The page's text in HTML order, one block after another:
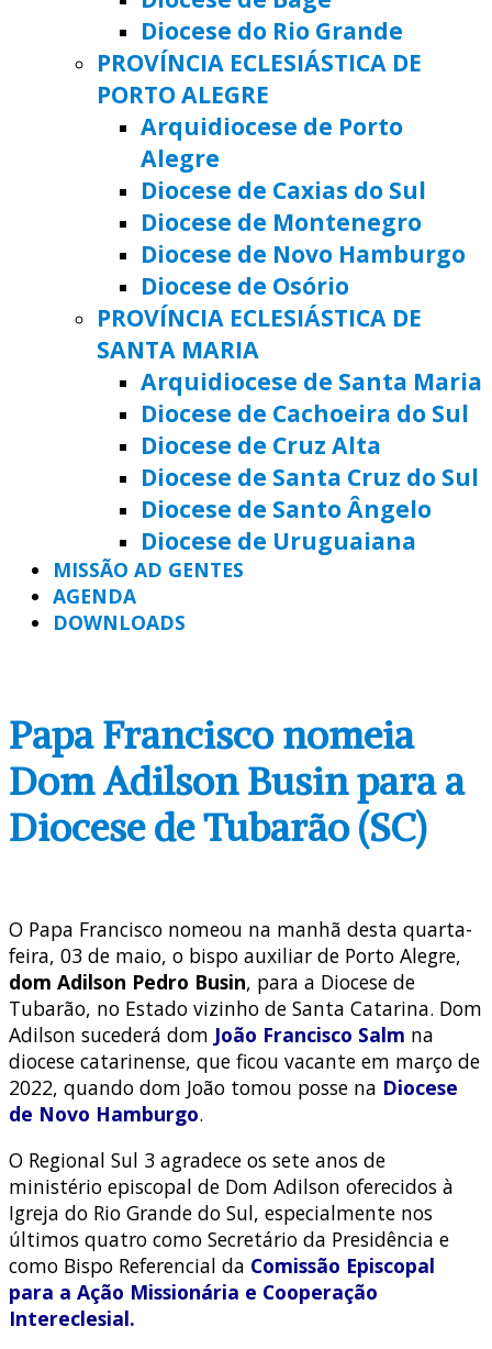
Diocese do Rio Grande
PROVÍNCIA ECLESIÁSTICA DE
PORTO ALEGRE
Arquidiocese de Porto
Alegre
Diocese de Caxias do Sul
Diocese de Montenegro
Diocese de Novo Hamburgo
Diocese de Osório
PROVÍNCIA ECLESIÁSTICA DE
SANTA MARIA
Arquidiocese de Santa Maria
Diocese de Cachoeira do Sul
Diocese de Cruz Alta
Diocese de Santa Cruz do Sul
Diocese de Santo Ângelo
Diocese de Uruguaiana
MISSÃO AD GENTES
AGENDA
DOWNLOADS
Papa Francisco nomeia
Dom Adilson Busin para a
Diocese de Tubarão (SC)
O Papa Francisco nomeou na manhã desta quarta-
feira, 03 de maio, o bispo auxiliar de Porto Alegre,
dom Adilson Pedro Busin, para a Diocese de
Tubarão, no Estado vizinho de Santa Catarina. Dom
Adilson sucederá dom João Francisco Salm na
diocese catarinense, que ficou vacante em março de
2022, quando dom João tomou posse na Diocese
de Novo Hamburgo.
O Regional Sul 3 agradece os sete anos de
ministério episcopal de Dom Adilson oferecidos à
Igreja do Rio Grande do Sul, especialmente nos
últimos quatro como Secretário da Presidência e
como Bispo Referencial da Comissão Episcopal
para a Ação Missionária e Cooperação
Intereclesial.